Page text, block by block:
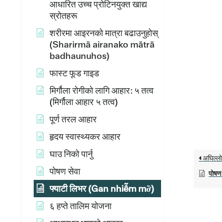
आधारित उच्च प्रोटिनयुक्त खाद्य
स्रोतहरू
शरीरमा आइरनको मात्रा बढाउनुहोस्
(Sharirmā airanako mātrā
badhaunuhos)
फास्ट फूड गाइड
मिर्गौला रोगीको लागि आहार: ५ तत्व
(मिर्गौला आहार ५ तत्व)
पूर्ण तरल आहार
हृदय स्वास्थ्यकर आहार
घाउ निको पार्नु
पोषण सेवा
फ्याटी लिभर (Gan nhiễm mỡ)
६ हप्ते तालिम योजना
अघिल्लो